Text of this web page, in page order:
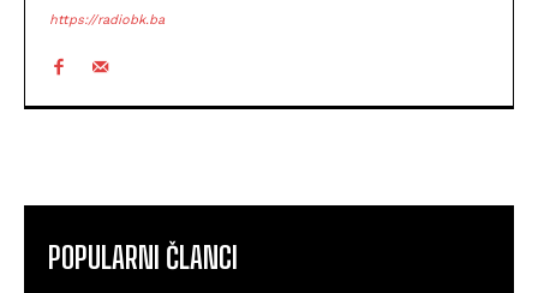
https://radiobk.ba
POPULARNI ČLANCI